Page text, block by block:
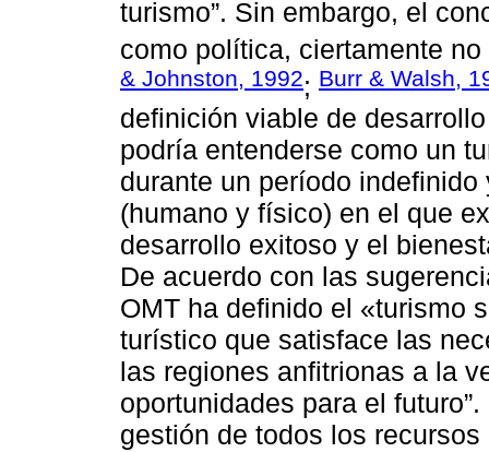
turismo”. Sin embargo, el
como política, ciertamente
& Johnston, 1992; Burr & Walsh,
definición viable de
podría entenderse como un
durante un período
(humano y físico) en el que
desarrollo exitoso y el
De acuerdo con las
OMT ha definido el «turismo
turístico que satisface las
las regiones anfitrionas a la
oportunidades para el
gestión de todos los